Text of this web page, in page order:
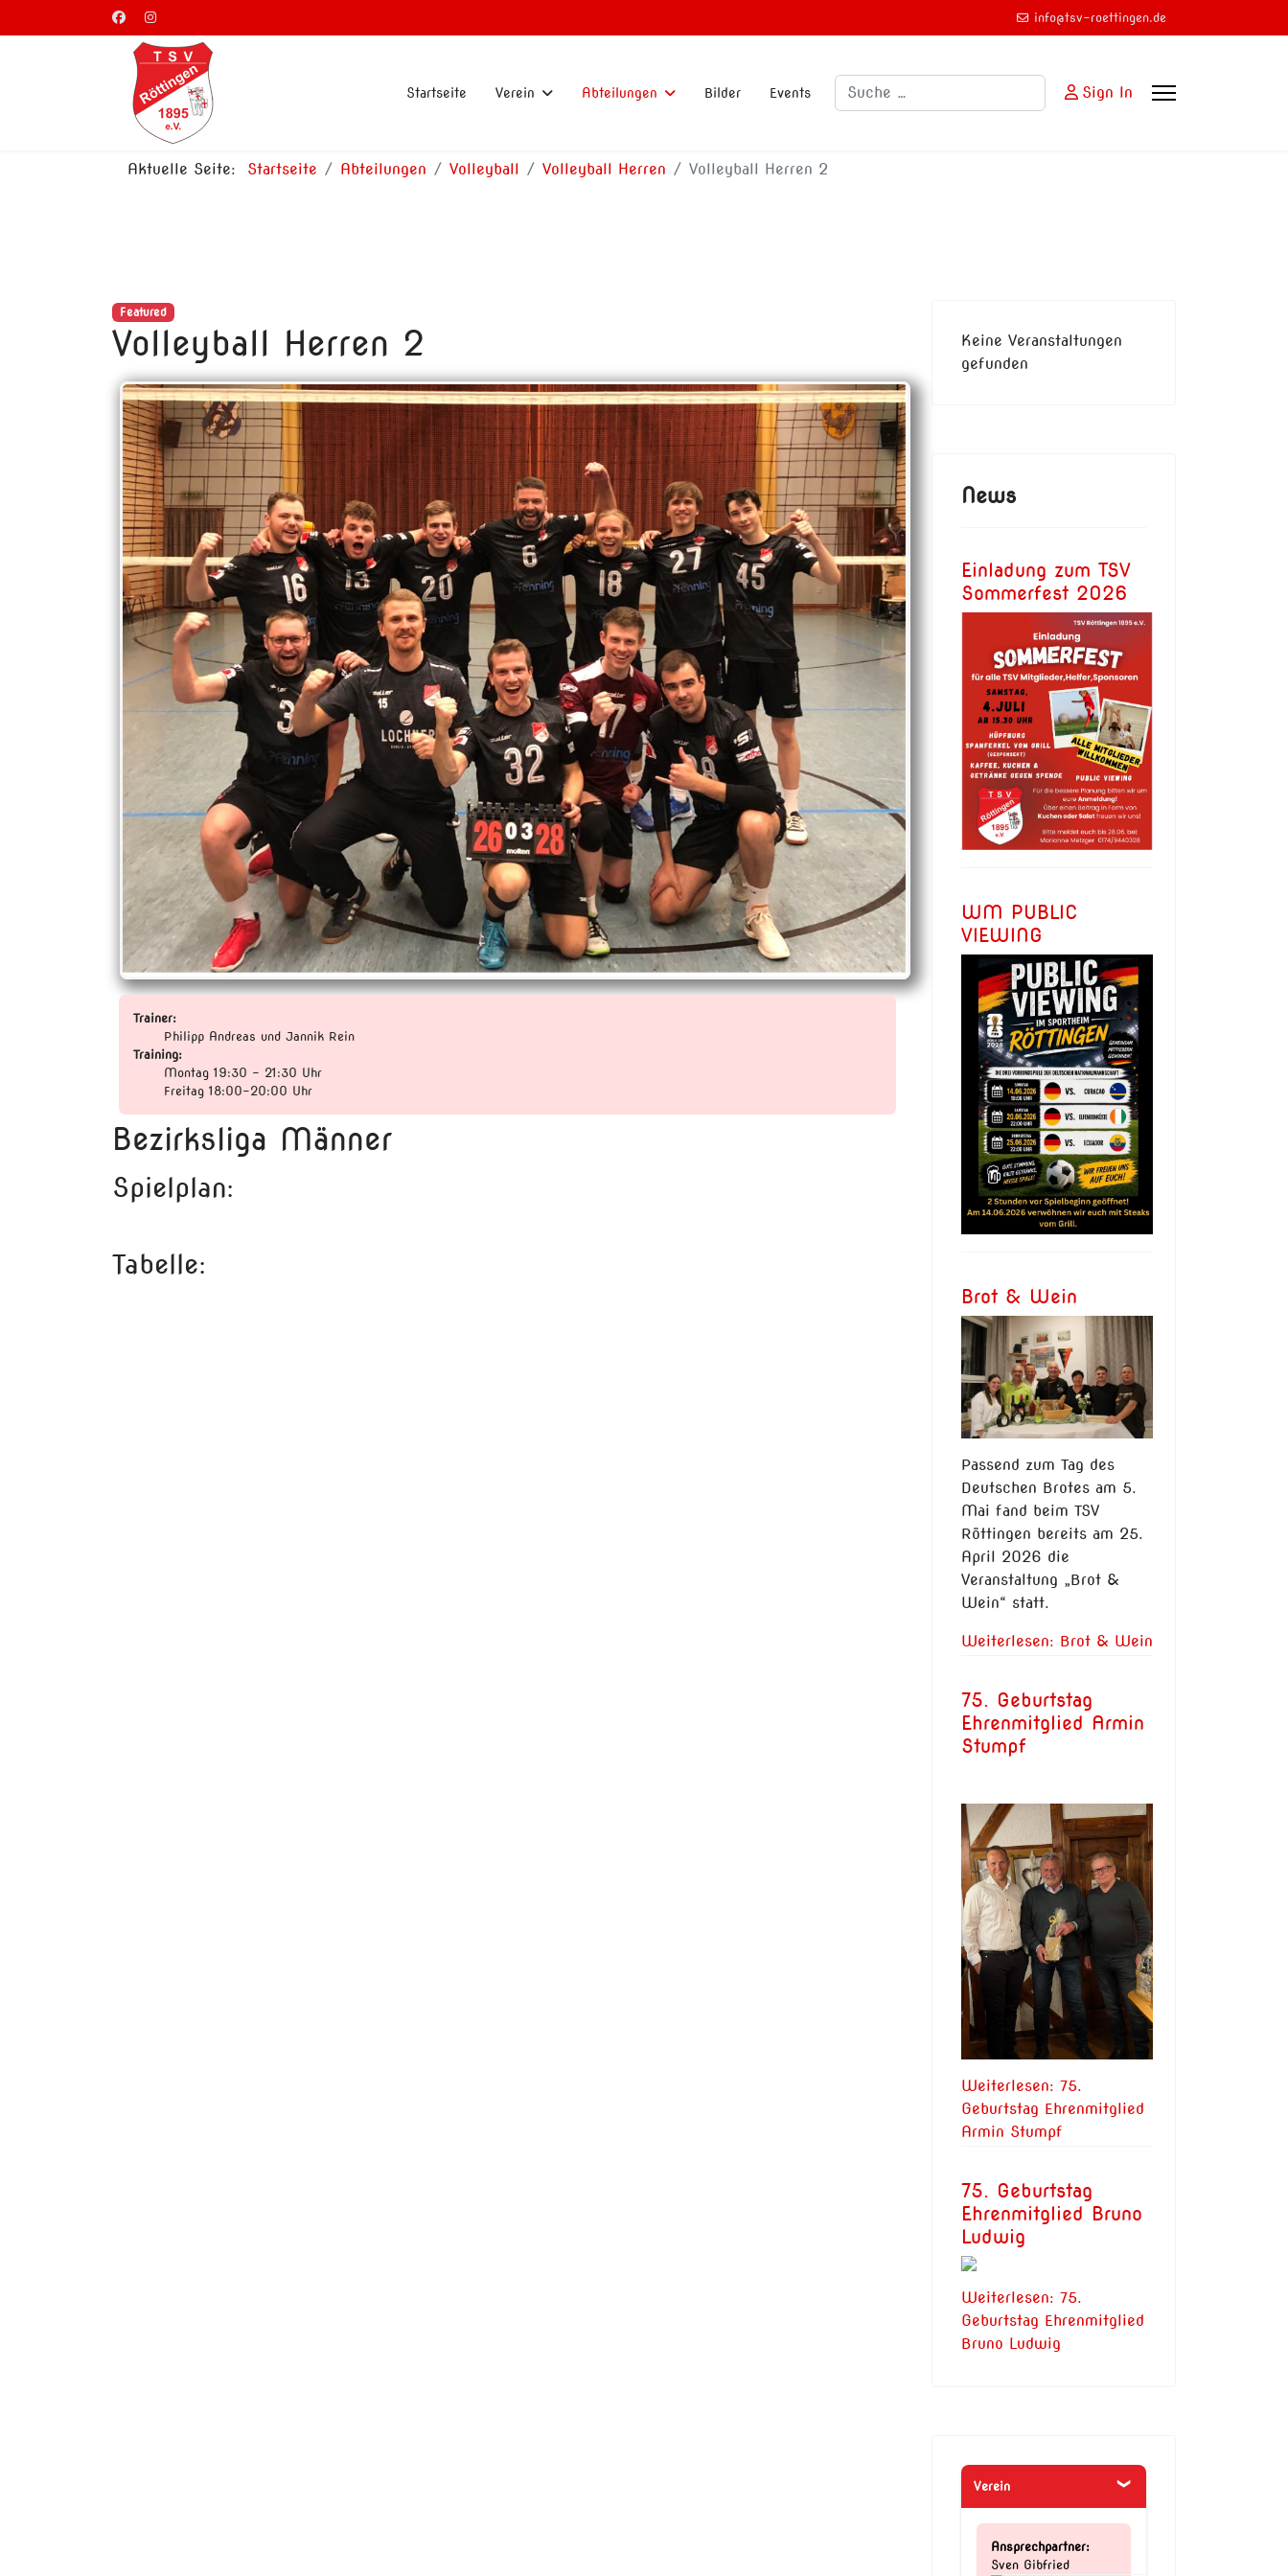
info@tsv-roettingen.de
Startseite Verein Abteilungen Bilder Events Suchen Sign In
Aktuelle Seite: Startseite Abteilungen Volleyball Volleyball Herren Volleyball Herren 2
Featured
Volleyball Herren 2
Trainer:
Philipp Andreas und Jannik Rein
Training:
Montag 19:30 - 21:30 Uhr
Freitag 18:00-20:00 Uhr
Bezirksliga Männer
Spielplan:
Tabelle:
Keine Veranstaltungen
gefunden
News
Einladung zum TSV
Sommerfest 2026
WM PUBLIC
VIEWING
Brot & Wein
Passend zum Tag des
Deutschen Brotes am 5.
Mai fand beim TSV
Röttingen bereits am 25.
April 2026 die
Veranstaltung „Brot &
Wein“ statt.
Weiterlesen: Brot & Wein
75. Geburtstag
Ehrenmitglied Armin
Stumpf
Weiterlesen: 75.
Geburtstag Ehrenmitglied
Armin Stumpf
75. Geburtstag
Ehrenmitglied Bruno
Ludwig
Weiterlesen: 75.
Geburtstag Ehrenmitglied
Bruno Ludwig
Verein
Ansprechpartner:
Sven Gibfried